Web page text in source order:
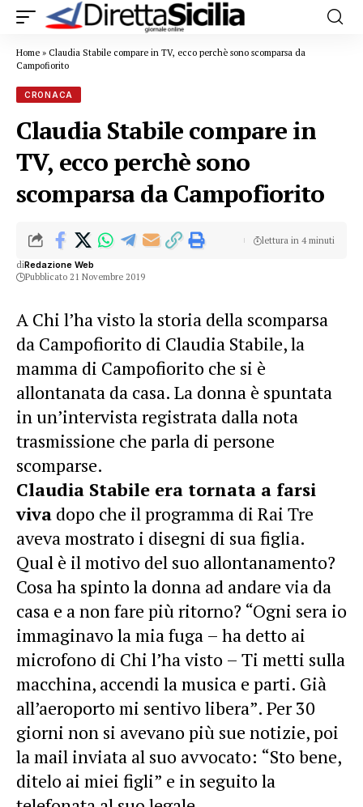
Home » Claudia Stabile compare in TV, ecco perchè sono scomparsa da
Campofiorito
CRONACA
Claudia Stabile compare in
TV, ecco perchè sono
scomparsa da Campofiorito
diRedazione Web
Pubblicato 21 Novembre 2019
lettura in 4 minuti
A Chi l’ha visto la storia della scomparsa
da Campofiorito di Claudia Stabile, la
mamma di Campofiorito che si è
allontanata da casa. La donna è spuntata
in un’intervista registrata dalla nota
trasmissione che parla di persone
scomparse.
Claudia Stabile era tornata a farsi
viva dopo che il programma di Rai Tre
aveva mostrato i disegni di sua figlia.
Qual è il motivo del suo allontanamento?
Cosa ha spinto la donna ad andare via da
casa e a non fare più ritorno? “Ogni sera io
immaginavo la mia fuga – ha detto ai
microfono di Chi l’ha visto – Ti metti sulla
macchina, accendi la musica e parti. Già
all’aeroporto mi sentivo libera”. Per 30
giorni non si avevano più sue notizie, poi
la mail inviata al suo avvocato: “Sto bene,
ditelo ai miei figli” e in seguito la